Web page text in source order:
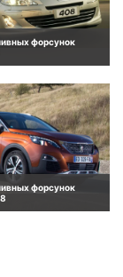
форсунок
форсунок